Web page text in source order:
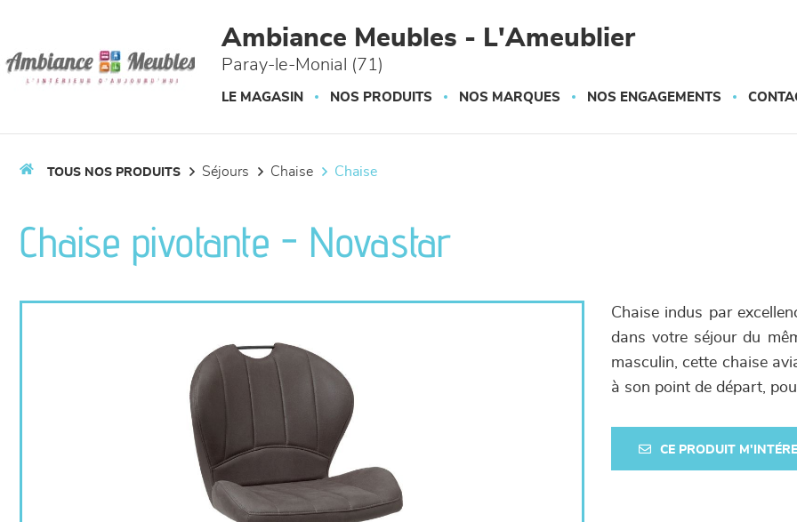
Ambiance Meubles - L'Ameublier
Paray-le-Monial (71)
LE MAGASIN NOS PRODUITS NOS MARQUES NOS ENGAGEMENTS
TOUS NOS PRODUITS séjours chaise chaise
Chaise pivotante - Novastar
Chaise indus par
dans votre séjour du
masculin, cette chaise
à son point de départ,
CE PRODUIT